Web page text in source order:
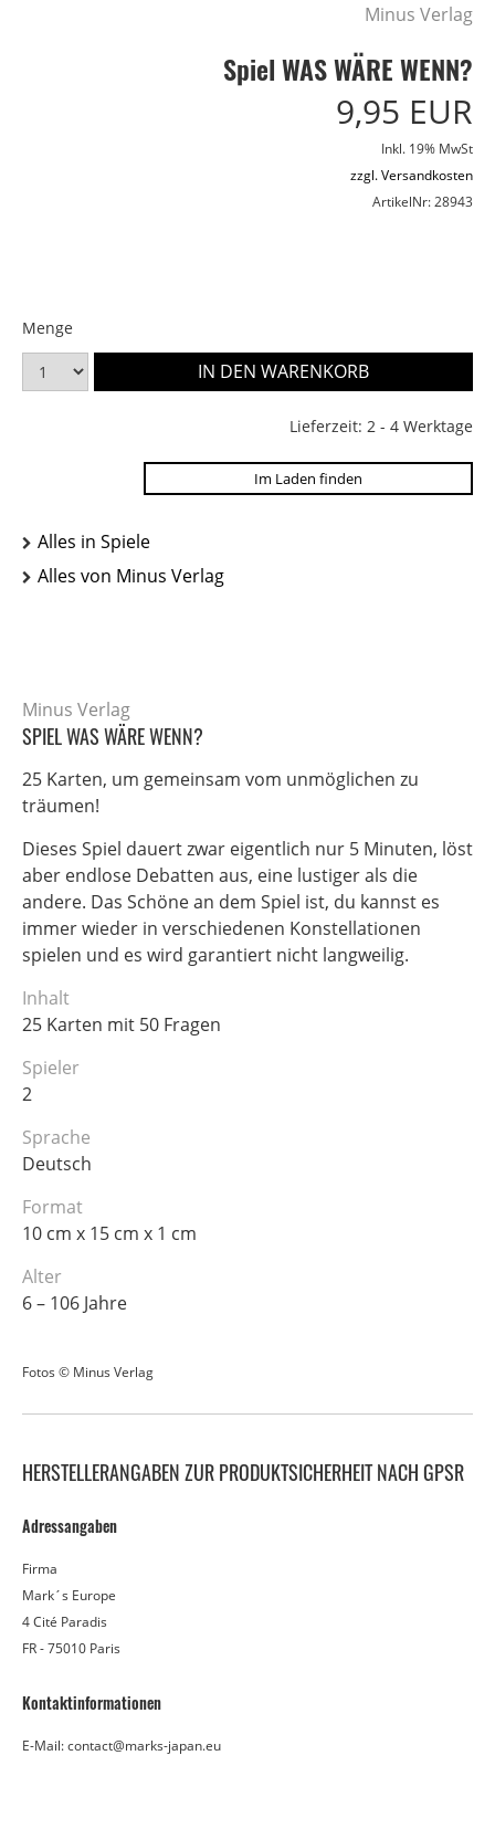
Minus Verlag
Spiel WAS WÄRE WENN?
9,95 EUR
Inkl. 19% MwSt
zzgl. Versandkosten
ArtikelNr: 28943
Menge
Lieferzeit: 2 - 4 Werktage
Im Laden finden
Alles in Spiele
Alles von Minus Verlag
Minus Verlag
SPIEL WAS WÄRE WENN?
25 Karten, um gemeinsam vom unmöglichen zu
träumen!
Dieses Spiel dauert zwar eigentlich nur 5 Minuten, löst
aber endlose Debatten aus, eine lustiger als die
andere. Das Schöne an dem Spiel ist, du kannst es
immer wieder in verschiedenen Konstellationen
spielen und es wird garantiert nicht langweilig.
Inhalt
25 Karten mit 50 Fragen
Spieler
2
Sprache
Deutsch
Format
10 cm x 15 cm x 1 cm
Alter
6 – 106 Jahre
Fotos © Minus Verlag
HERSTELLERANGABEN ZUR PRODUKTSICHERHEIT NACH GPSR
Adressangaben
Firma
Mark´s Europe
4 Cité Paradis
FR - 75010 Paris
Kontaktinformationen
E-Mail: contact@marks-japan.eu